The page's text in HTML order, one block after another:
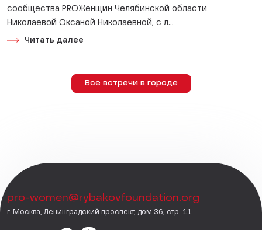
сообщества PROЖенщин Челябинской области
Николаевой Оксаной Николаевной, с л...
Читать далее
Все встречи в городе
pro-women@rybakovfoundation.org
г. Москва, Ленинградский проспект, дом 36, стр. 11